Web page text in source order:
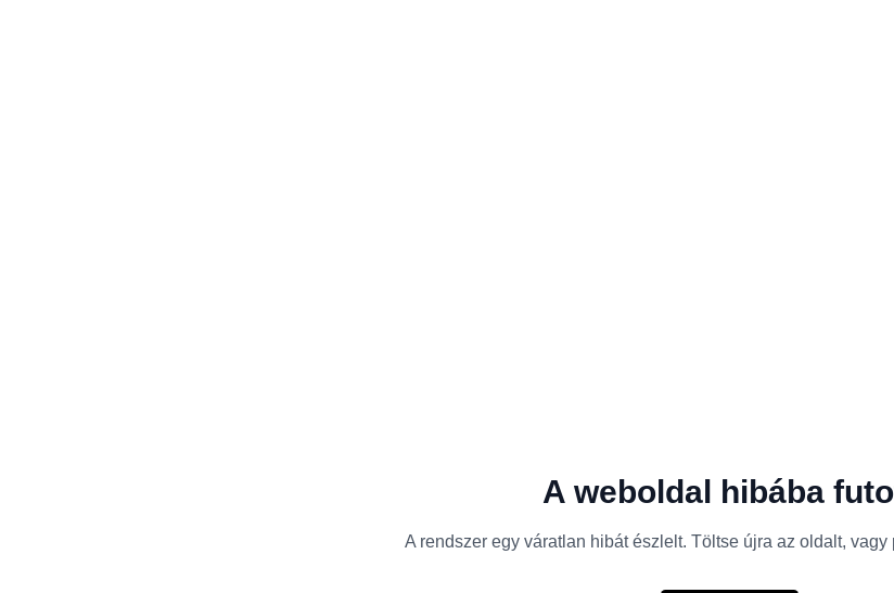
A weboldal hibába
A rendszer egy váratlan hibát észlelt. Töltse újra az oldalt,